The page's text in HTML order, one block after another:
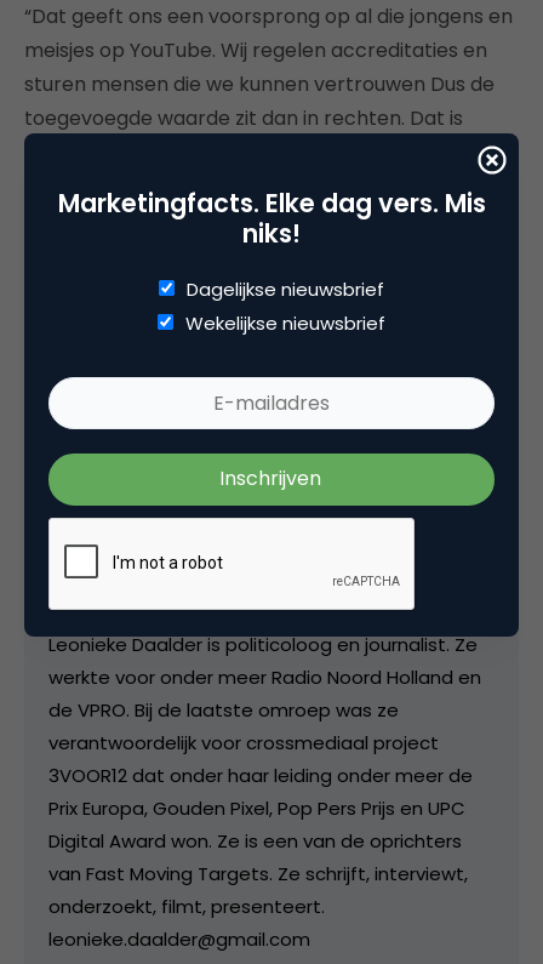
“Dat geeft ons een voorsprong op al die jongens en
meisjes op YouTube. Wij regelen accreditaties en
sturen mensen die we kunnen vertrouwen Dus de
toegevoegde waarde zit dan in rechten. Dat is
belangrijk, daar hebben we een speciale afdeling
voor. En daarnaast de distributie: als wij iets
uitzenden, wordt het door heel veel mensen gezien.
Deel dit artikel
Kopieer link
Leonieke Daalder
Fast Moving Targets
Leonieke Daalder is politicoloog en journalist. Ze
werkte voor onder meer Radio Noord Holland en
de VPRO. Bij de laatste omroep was ze
verantwoordelijk voor crossmediaal project
3VOOR12 dat onder haar leiding onder meer de
Prix Europa, Gouden Pixel, Pop Pers Prijs en UPC
Digital Award won. Ze is een van de oprichters
van Fast Moving Targets. Ze schrijft, interviewt,
onderzoekt, filmt, presenteert.
leonieke.daalder@gmail.com
Marketingfacts. Elke dag vers. Mis
niks!
Dagelijkse nieuwsbrief
Wekelijkse nieuwsbrief